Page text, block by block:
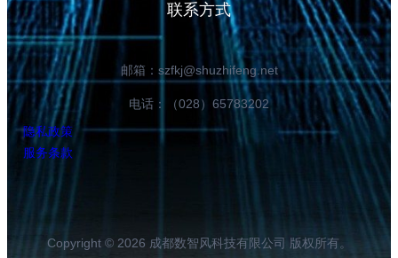
联系方式
邮箱：szfkj@shuzhifeng.net
电话：（028）65783202
隐私政策
服务条款
Copyright © 2026 成都数智风科技有限公司 版权所有。